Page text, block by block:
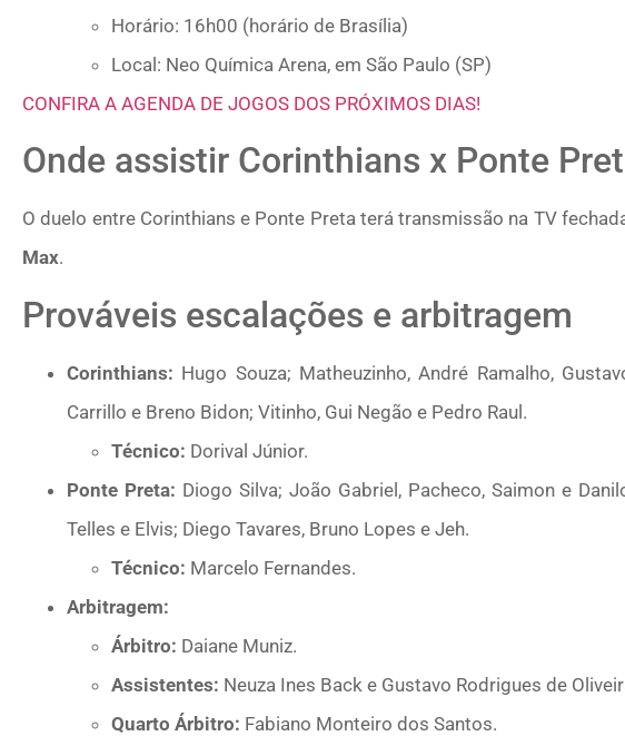
Horário: 16h00 (horário de Brasília)
​Local: Neo Química Arena, em São Paulo (SP)
CONFIRA A AGENDA DE JOGOS DOS PRÓXIMOS DIAS!
Onde assistir Corinthians x Ponte
O duelo entre Corinthians e Ponte Preta terá transmissão na TV
Max.
Prováveis escalações e arbitragem
Corinthians: Hugo Souza; Matheuzinho, André Ramalho,
Carrillo e Breno Bidon; Vitinho, Gui Negão e Pedro Raul.
Técnico: Dorival Júnior.
Ponte Preta: Diogo Silva; João Gabriel, Pacheco, Saimon e
Telles e Elvis; Diego Tavares, Bruno Lopes e Jeh.
Técnico: Marcelo Fernandes.
Arbitragem:
Árbitro: Daiane Muniz.
Assistentes: Neuza Ines Back e Gustavo Rodrigues de
Quarto Árbitro: Fabiano Monteiro dos Santos.